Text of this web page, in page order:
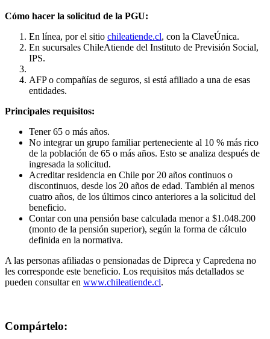
Cómo hacer la solicitud de la PGU:
En línea, por el sitio chileatiende.cl, con la ClaveÚnica.
En sucursales ChileAtiende del Instituto de Previsión Social,
IPS.
AFP o compañías de seguros, si está afiliado a una de esas
entidades.
Principales requisitos:
Tener 65 o más años.
No integrar un grupo familiar perteneciente al 10 % más rico
de la población de 65 o más años. Esto se analiza después de
ingresada la solicitud.
Acreditar residencia en Chile por 20 años continuos o
discontinuos, desde los 20 años de edad. También al menos
cuatro años, de los últimos cinco anteriores a la solicitud del
beneficio.
Contar con una pensión base calculada menor a $1.048.200
(monto de la pensión superior), según la forma de cálculo
definida en la normativa.
A las personas afiliadas o pensionadas de Dipreca y Capredena no
les corresponde este beneficio. Los requisitos más detallados se
pueden consultar en www.chileatiende.cl.
Compártelo: